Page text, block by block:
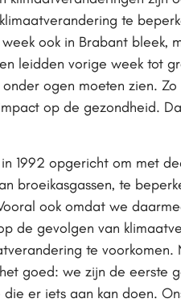
te
ook in Brabant
leidden vorige week tot
ogen moeten zien.
op de gezondheid.
1992 opgericht om met
broeikasgassen, te
ook omdat we
de gevolgen van
te
goed: we zijn de eerste
er iets aan kan doen.